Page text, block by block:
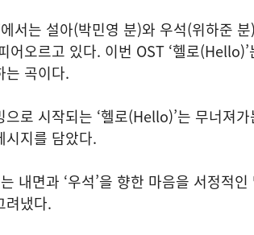
에서는 설아(박민영 분)와 우석(위하준
어오르고 있다. 이번 OST ‘헬로
는 곡이다.
로 시작되는 ‘헬로(Hello)’는 무너져
시지를 담았다.
내면과 ‘우석’을 향한 마음을 서정적
려냈다.